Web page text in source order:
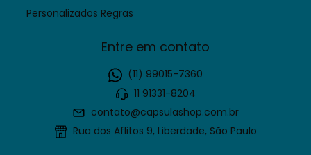
Personalizados Regras
Entre em contato
(11) 99015-7360
11 91331-8204
contato@capsulashop.com.br
Rua dos Aflitos 9, Liberdade, São Paulo